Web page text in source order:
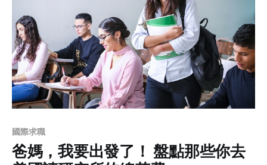
國際求職
爸媽，我要出發了！ 盤點那些你去